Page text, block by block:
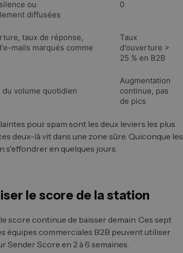
ou
diffusées
0
taux de réponse,
mails marqués comme
Taux
d'ouverture >
25 % en B2B
du volume quotidien
Augmentation
continue, pas
de pics
pour spam sont les deux leviers les plus
deux-là vit dans une zone sûre. Quiconque les
s'effondrer en quelques jours.
le score de la station
score continue de baisser demain. Ces sept
équipes commerciales B2B peuvent utiliser
Score en 2 à 6 semaines.